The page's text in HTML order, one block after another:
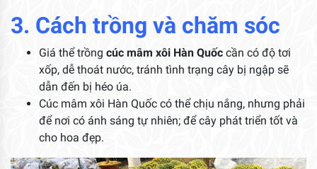
3. Cách trồng và chăm sóc
Giá thể trồng cúc mâm xôi Hàn Quốc cần có độ tơi
xốp, dễ thoát nước, tránh tình trạng cây bị ngập sẽ
dẫn đến bị héo úa.
Cúc mâm xôi Hàn Quốc có thể chịu nắng, nhưng phải
để nơi có ánh sáng tự nhiên; để cây phát triển tốt và
cho hoa đẹp.